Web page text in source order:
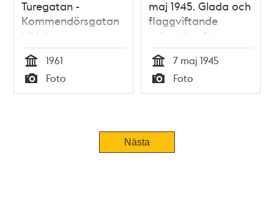
Turegatan -
Kommendörsgatan
till höger
Tid
1961
Typ
Foto
maj 1945. Glada och
flaggviftande
människor firar
freden längs
Kommendörsgatan.
Tid
7 maj 1945
Typ
Foto
Nästa